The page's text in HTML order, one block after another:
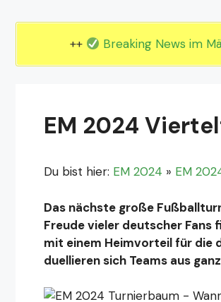
++ Breaking News im
EM 2024
Du bist hier: EM 2024 » EM
Das nächste große
Freude vieler deutscher Fans
mit einem Heimvorteil für die
duellieren sich Teams aus